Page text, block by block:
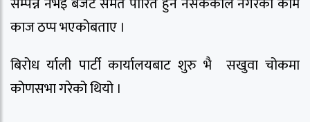
काज ठप्प भएकोबताए ।
बिरोध र्याली पार्टी कार्यालयबाट शुरु भै सखुवा चोकमा
कोणसभा गरेको थियो ।